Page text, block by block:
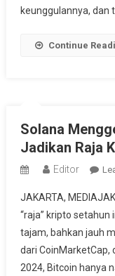
keunggulannya, dan
Continue
Solana
Jadikan Raja
Editor
JAKARTA,
“raja” kripto
tajam, bahkan jauh
dari CoinMarketCap,
2024, Bitcoin hanya